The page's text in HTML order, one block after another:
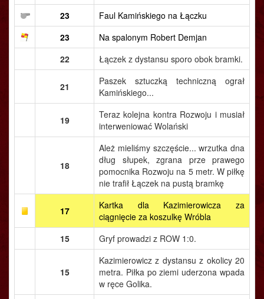
23
Faul Kamińskiego na Łączku
23
Na spalonym Robert Demjan
22
Łączek z dystansu sporo obok bramki.
21
Paszek sztuczką techniczną ograł
Kamińskiego...
19
Teraz kolejna kontra Rozwoju i musiał
interweniować Wolański
18
Ależ mieliśmy szczęście... wrzutka dna
dług słupek, zgrana prze prawego
pomocnika Rozwoju na 5 metr. W piłkę
nie trafił Łączek na pustą bramkę
17
Kartka dla Kazimierowicza za
ciągnięcie za koszulkę Wróbla
15
Gryf prowadzi z ROW 1:0.
15
Kazimierowicz z dystansu z okolicy 20
metra. Piłka po ziemi uderzona wpada
w ręce Golika.